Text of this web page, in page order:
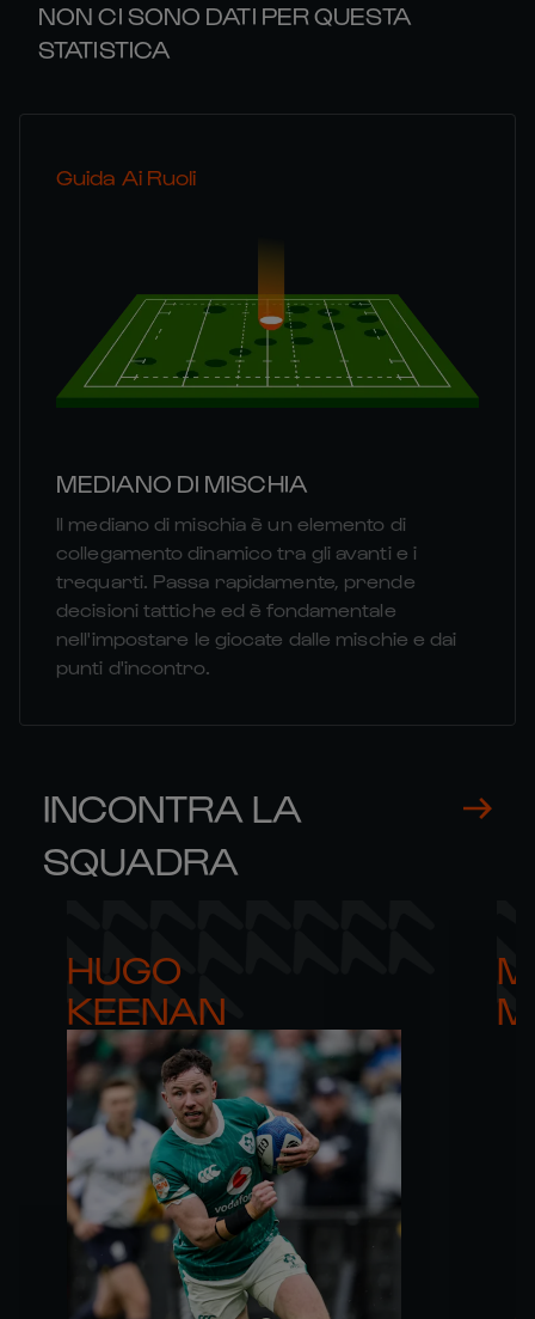
NON CI SONO DATI PER QUESTA
STATISTICA
Guida Ai Ruoli
MEDIANO DI MISCHIA
Il mediano di mischia è un elemento di
collegamento dinamico tra gli avanti e i
trequarti. Passa rapidamente, prende
decisioni tattiche ed è fondamentale
nell'impostare le giocate dalle mischie e dai
punti d'incontro.
INCONTRA LA
SQUADRA
HUGO
KEENAN